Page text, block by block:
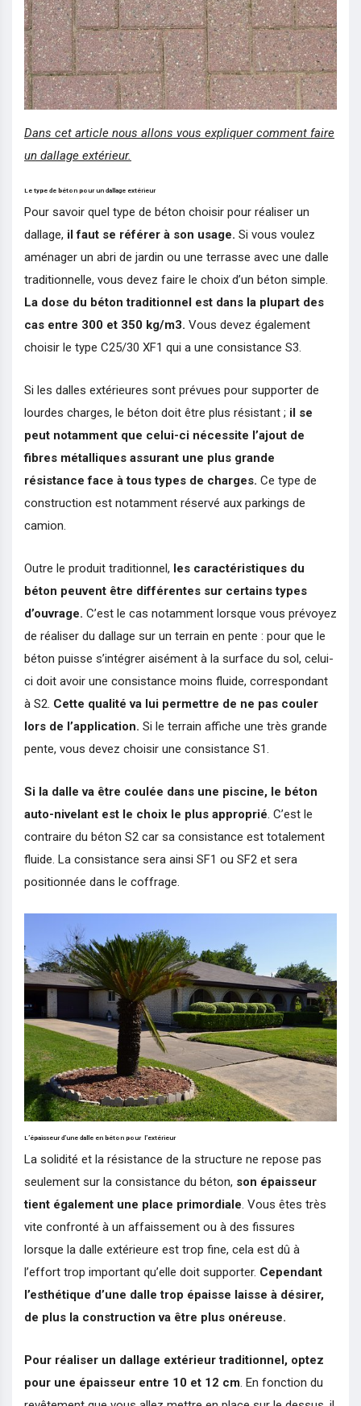
Dans cet article nous allons vous expliquer comment faire
un dallage extérieur.
Le type de béton pour un dallage extérieur
Pour savoir quel type de béton choisir pour réaliser un
dallage, il faut se référer à son usage. Si vous voulez
aménager un abri de jardin ou une terrasse avec une dalle
traditionnelle, vous devez faire le choix d’un béton simple.
La dose du béton traditionnel est dans la plupart des
cas entre 300 et 350 kg/m3. Vous devez également
choisir le type C25/30 XF1 qui a une consistance S3.
Si les dalles extérieures sont prévues pour supporter de
lourdes charges, le béton doit être plus résistant ; il se
peut notamment que celui-ci nécessite l’ajout de
fibres métalliques assurant une plus grande
résistance face à tous types de charges. Ce type de
construction est notamment réservé aux parkings de
camion.
Outre le produit traditionnel, les caractéristiques du
béton peuvent être différentes sur certains types
d’ouvrage. C’est le cas notamment lorsque vous prévoyez
de réaliser du dallage sur un terrain en pente : pour que le
béton puisse s’intégrer aisément à la surface du sol, celui-
ci doit avoir une consistance moins fluide, correspondant
à S2. Cette qualité va lui permettre de ne pas couler
lors de l’application. Si le terrain affiche une très grande
pente, vous devez choisir une consistance S1.
Si la dalle va être coulée dans une piscine, le béton
auto-nivelant est le choix le plus approprié. C’est le
contraire du béton S2 car sa consistance est totalement
fluide. La consistance sera ainsi SF1 ou SF2 et sera
positionnée dans le coffrage.
L’épaisseur d’une dalle en béton pour l’extérieur
La solidité et la résistance de la structure ne repose pas
seulement sur la consistance du béton, son épaisseur
tient également une place primordiale. Vous êtes très
vite confronté à un affaissement ou à des fissures
lorsque la dalle extérieure est trop fine, cela est dû à
l’effort trop important qu’elle doit supporter. Cependant
l’esthétique d’une dalle trop épaisse laisse à désirer,
de plus la construction va être plus onéreuse.
Pour réaliser un dallage extérieur traditionnel, optez
pour une épaisseur entre 10 et 12 cm. En fonction du